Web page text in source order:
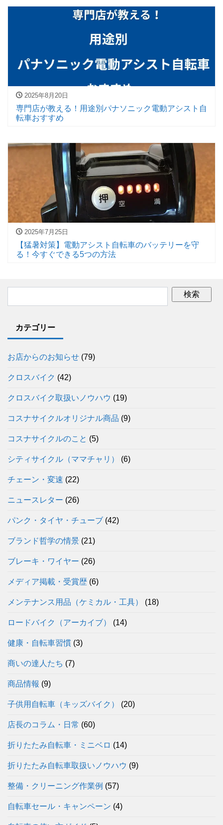
2025年8月20日
専門店が教える！用途別パナソニック電動アシスト自
転車おすすめ
2025年7月25日
【猛暑対策】電動アシスト自転車のバッテリーを守
る！今すぐできる5つの方法
カテゴリー
お店からのお知らせ (79)
クロスバイク (42)
クロスバイク取扱いノウハウ (19)
コスナサイクルオリジナル商品 (9)
コスナサイクルのこと (5)
シティサイクル（ママチャリ） (6)
チェーン・変速 (22)
ニュースレター (26)
パンク・タイヤ・チューブ (42)
ブランド哲学の情景 (21)
ブレーキ・ワイヤー (26)
メディア掲載・受賞歴 (6)
メンテナンス用品（ケミカル・工具） (18)
ロードバイク（アーカイブ） (14)
健康・自転車習慣 (3)
商いの達人たち (7)
商品情報 (9)
子供用自転車（キッズバイク） (20)
店長のコラム・日常 (60)
折りたたみ自転車・ミニベロ (14)
折りたたみ自転車取扱いノウハウ (9)
整備・クリーニング作業例 (57)
自転車セール・キャンペーン (4)